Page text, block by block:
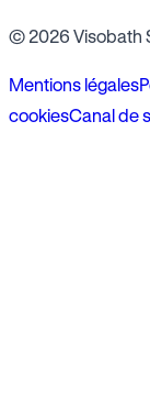
© 2026 Visobath
Mentions légales
cookiesCanal de